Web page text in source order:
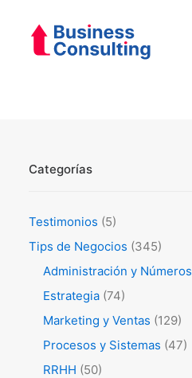
Categorías
Testimonios (5)
Tips de Negocios (345)
Administración y Números
Estrategia (74)
Marketing y Ventas (129)
Procesos y Sistemas (47)
RRHH (50)